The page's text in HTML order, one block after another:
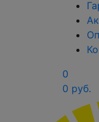
0
0 руб.